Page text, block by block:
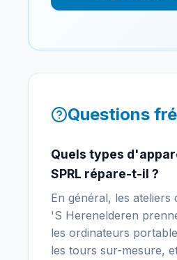
Questions
Quels types
SPRL répare-t-il ?
En général, les ateliers
'S Herenelderen
les ordinateurs
les tours sur-mesure,